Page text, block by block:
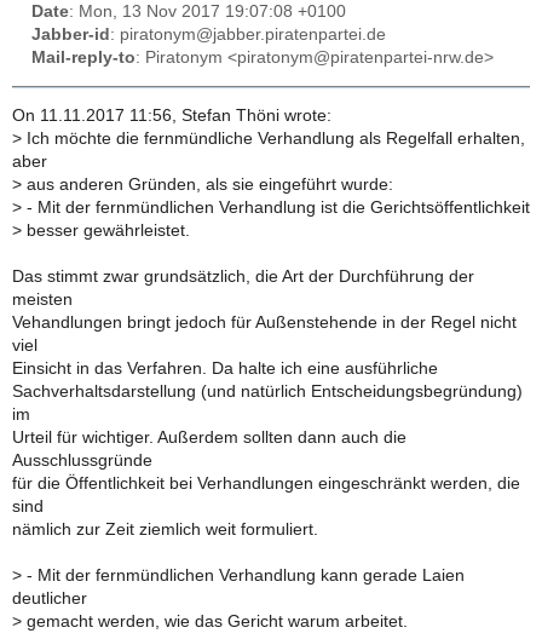
Date: Mon, 13 Nov 2017 19:07:08 +0100
Jabber-id : piratonym@jabber.piratenpartei.de
Mail-reply-to: Piratonym <piratonym@piratenpartei-nrw.de>
On 11.11.2017 11:56, Stefan Thöni wrote:
> Ich möchte die fernmündliche Verhandlung als Regelfall erhalten,
aber
> aus anderen Gründen, als sie eingeführt wurde:
> - Mit der fernmündlichen Verhandlung ist die Gerichtsöffentlichkeit
> besser gewährleistet.
Das stimmt zwar grundsätzlich, die Art der Durchführung der
meisten
Vehandlungen bringt jedoch für Außenstehende in der Regel nicht
viel
Einsicht in das Verfahren. Da halte ich eine ausführliche
Sachverhaltsdarstellung (und natürlich Entscheidungsbegründung)
im
Urteil für wichtiger. Außerdem sollten dann auch die
Ausschlussgründe
für die Öffentlichkeit bei Verhandlungen eingeschränkt werden, die
sind
nämlich zur Zeit ziemlich weit formuliert.
> - Mit der fernmündlichen Verhandlung kann gerade Laien
deutlicher
> gemacht werden, wie das Gericht warum arbeitet.